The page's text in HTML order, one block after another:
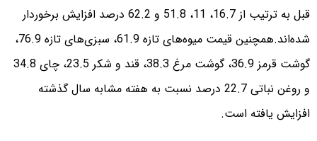
قبل به ترتیب از 16.7، 11، 51.8 و 62.2 درصد افزایش برخوردار
شده‌اند.
همچنین قیمت میوه‌های تازه 61.9، سبزی‌های تازه 76.9،
گوشت قرمز 36.9، گوشت مرغ 38.3، قند و شکر 23.5، چای 34.8
و روغن نباتی 22.7 درصد نسبت به هفته مشابه سال گذشته
افزایش یافته‌ است.